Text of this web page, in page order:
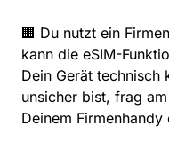
🏢 Du nutzt ein
kann die eSIM-
Dein Gerät technisch
unsicher bist, frag
Deinem Firmenhandy